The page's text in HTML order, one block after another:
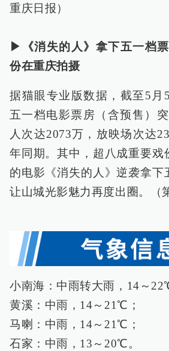
重庆日报）
▶《消失的人》拿下五一档
份在重庆拍摄
据猫眼专业版数据，截至5月
五一档电影票房（含预售）
人次达2073万，放映场次达
年同期。其中，超八成重要戏
的电影《消失的人》逆袭拿下
让山城光影魅力再度出圈。（
小南海：中雨转大雨，14～
黄溪：中雨，14～21℃；
马喇：中雨，14～21℃；
石家：中雨，13～20℃。